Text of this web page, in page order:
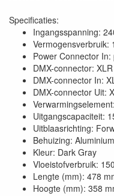
Specificaties:
Ingangsspanning:
Vermogensverbruik:
Power Connector In:
DMX-connector:
DMX-connector In:
DMX-connector Uit:
Uitgangscapaciteit:
Uitblaasrichting:
Behuizing: Aluminium
Kleur: Dark Gray
Vloeistofverbruik:
Lengte (mm): 478
Hoogte (mm): 358